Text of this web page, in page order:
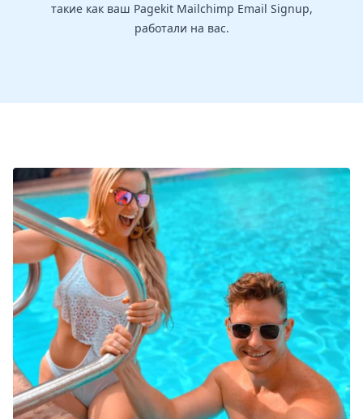
такие как ваш Pagekit Mailchimp Email Signup,
работали на вас.